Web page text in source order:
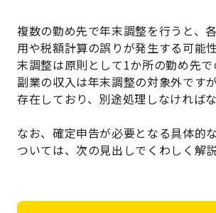
複数の勤め先で年末調整を行うと、
用や税額計算の誤りが発生する可能
末調整は原則として1か所の勤め先で
副業の収入は年末調整の対象外です
存在しており、別途処理しなければな
なお、確定申告が必要となる具体的
ついては、次の見出しでくわしく解説